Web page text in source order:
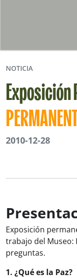
NOTICIA
Exposición
2010-12-28
Exposición
trabajo del Museo:
preguntas.
1. ¿Qué es la Paz?